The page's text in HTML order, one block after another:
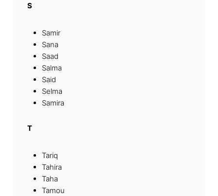
S
Samir
Sana
Saad
Salma
Said
Selma
Samira
T
Tariq
Tahira
Taha
Tamou